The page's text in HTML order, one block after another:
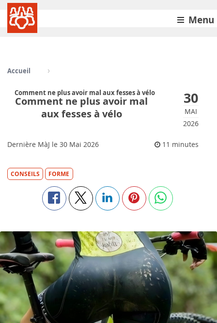
Menu
Accueil
Comment ne plus avoir mal aux fesses à vélo 30
MAI
2026
Comment ne plus avoir mal
aux fesses à vélo
11 minutes
Dernière MàJ le30 Mai 2026
CONSEILS FORME